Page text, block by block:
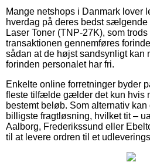
Mange netshops i Danmark lover
hverdag på deres bedst
Laser Toner (TNP-27K), som
transaktionen gennemføres
sådan at de højst sandsynligt kan
forinden personalet har fri.
Enkelte online forretninger byder
fleste tilfælde gælder det kun hvis
bestemt beløb. Som alternativ
billigste fragtløsning, hvilket tit –
Aalborg, Frederikssund eller
til at levere ordren til et